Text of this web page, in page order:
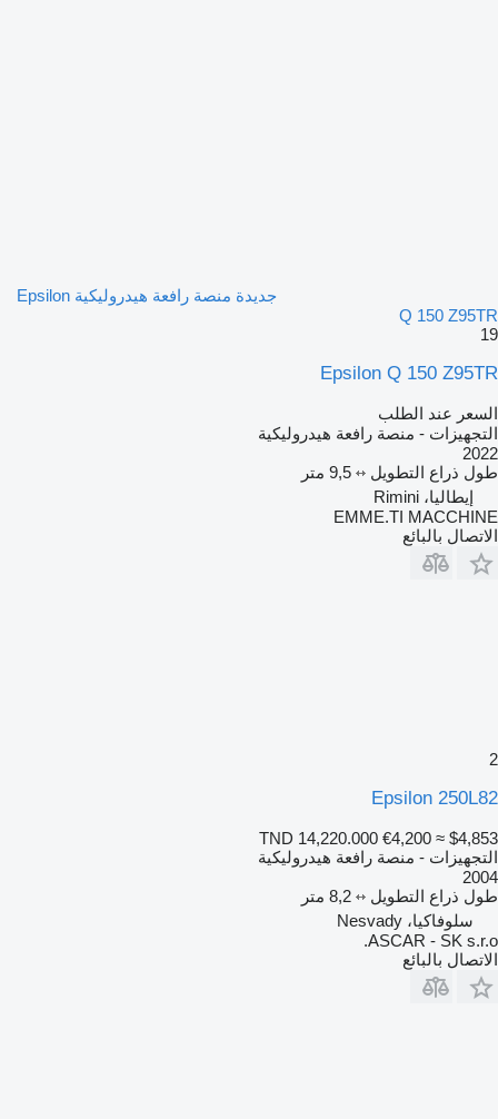
جديدة منصة رافعة هيدروليكية Epsilon
Q 150 Z95TR
19
Epsilon Q 150 Z95TR
السعر عند الطلب
التجهيزات - منصة رافعة هيدروليكية
2022
طول ذراع التطويل
9,5 متر
إيطاليا، Rimini
EMME.TI MACCHINE
الاتصال بالبائع
2
Epsilon 250L82
TND 14,220.000 €4,200 ≈ $4,853
التجهيزات - منصة رافعة هيدروليكية
2004
طول ذراع التطويل
8,2 متر
سلوفاكيا، Nesvady
ASCAR - SK s.r.o.
الاتصال بالبائع